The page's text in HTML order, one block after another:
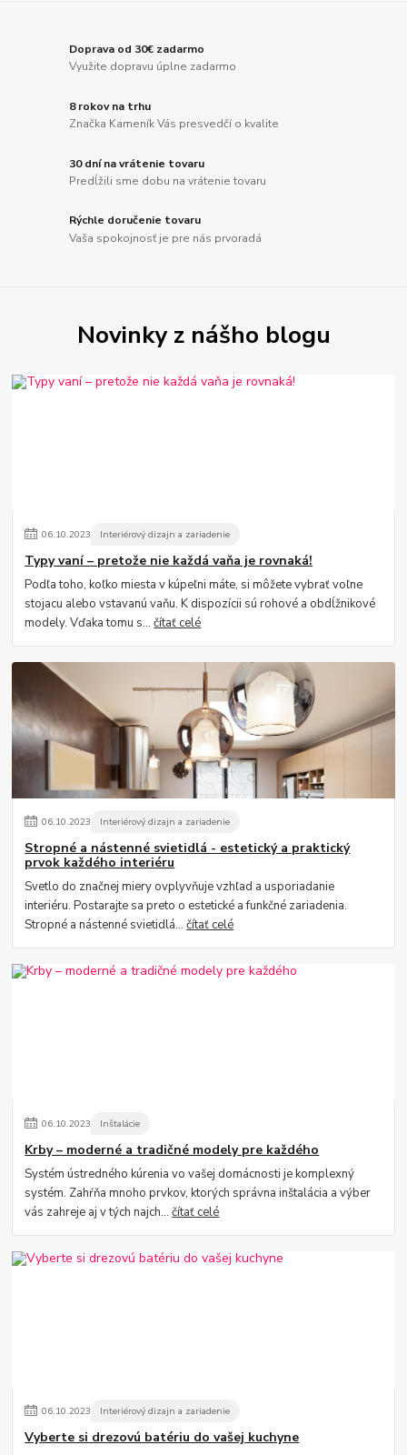
Doprava od 30€ zadarmo
Využite dopravu úplne zadarmo
8 rokov na trhu
Značka Kameník Vás presvedčí o kvalite
30 dní na vrátenie tovaru
Predĺžili sme dobu na vrátenie tovaru
Rýchle doručenie tovaru
Vaša spokojnosť je pre nás prvoradá
Novinky z nášho blogu
06.10.2023 Interiérový dizajn a zariadenie
Typy vaní – pretože nie každá vaňa je rovnaká!
Podľa toho, koľko miesta v kúpeľni máte, si môžete vybrať voľne
stojacu alebo vstavanú vaňu. K dispozícii sú rohové a obdĺžnikové
modely. Vďaka tomu s...čítať celé
06.10.2023 Interiérový dizajn a zariadenie
Stropné a nástenné svietidlá - estetický a praktický
prvok každého interiéru
Svetlo do značnej miery ovplyvňuje vzhľad a usporiadanie
interiéru. Postarajte sa preto o estetické a funkčné zariadenia.
Stropné a nástenné svietidlá...čítať celé
06.10.2023 Inštalácie
Krby – moderné a tradičné modely pre každého
Systém ústredného kúrenia vo vašej domácnosti je komplexný
systém. Zahŕňa mnoho prvkov, ktorých správna inštalácia a výber
vás zahreje aj v tých najch...čítať celé
06.10.2023 Interiérový dizajn a zariadenie
Vyberte si drezovú batériu do vašej kuchyne